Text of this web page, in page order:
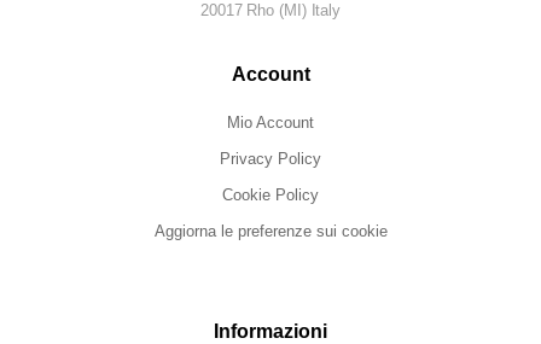
20017 Rho (MI) Italy
Account
Mio Account
Privacy Policy
Cookie Policy
Aggiorna le preferenze sui cookie
Informazioni